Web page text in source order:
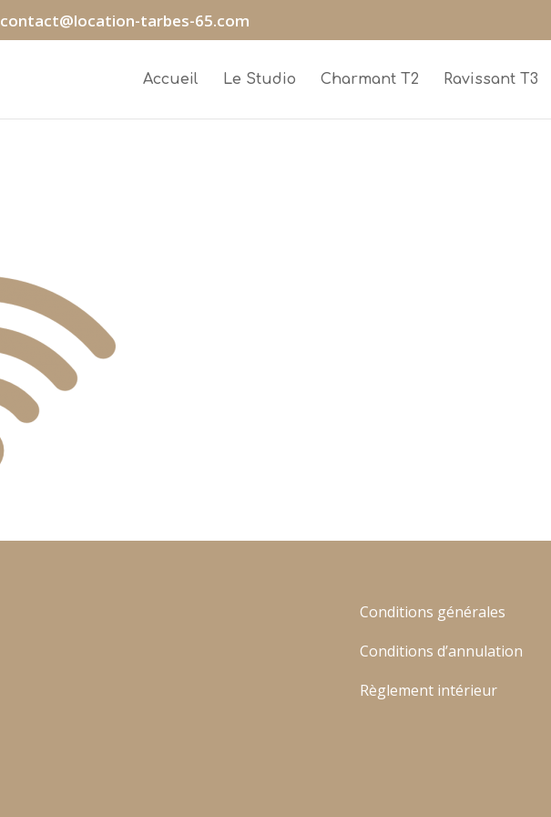
contact@location-tarbes-65.com
Accueil Le Studio Charmant T2 Ravissant T3
Conditions générales
Conditions d’annulation
Règlement intérieur